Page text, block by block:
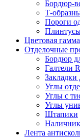
Бордюр-
Т-
Пороги
Цветовая
Отделочные
Бордюр
Галтели
Закладки
Углы
Углы с
Углы
Штапики
Лента